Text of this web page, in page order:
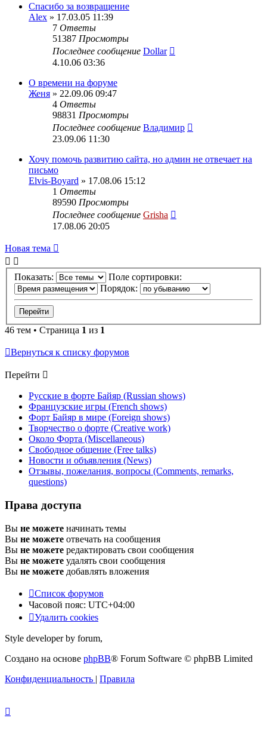
Спасибо за возвращение
Alex » 17.03.05 11:39
7 Ответы
51387 Просмотры
Последнее сообщение Dollar
4.10.06 03:36
О времени на форуме
Женя » 22.09.06 09:47
4 Ответы
98831 Просмотры
Последнее сообщение Владимир
23.09.06 11:30
Хочу помочь развитию сайта, но админ не отвечает на
письмо
Elvis-Boyard » 17.08.06 15:12
1 Ответы
89590 Просмотры
Последнее сообщение Grisha
17.08.06 20:05
Новая тема
Показать:
Поле сортировки:
Порядок:
46 тем • Страница 1 из 1
Вернуться к списку форумов
Перейти
Русские в форте Байяр (Russian shows)
Французские игры (French shows)
Форт Байяр в мире (Foreign shows)
Творчество о форте (Creative work)
Около Форта (Miscellaneous)
Свободное общение (Free talks)
Новости и объявления (News)
Отзывы, пожелания, вопросы (Comments, remarks,
questions)
Права доступа
Вы не можете начинать темы
Вы не можете отвечать на сообщения
Вы не можете редактировать свои сообщения
Вы не можете удалять свои сообщения
Вы не можете добавлять вложения
Список форумов
Часовой пояс: UTC+04:00
Удалить cookies
Style developer by forum,
Создано на основе phpBB® Forum Software © phpBB Limited
Конфиденциальность | Правила